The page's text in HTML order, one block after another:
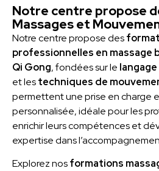
Notre centre propose
Massages et
Notre centre propose des
professionnelles en massage
Qi Gong, fondées sur le
et lestechniques de
permettent une prise en charge
personnalisée, idéale pour les
enrichir leurs compétences et
expertise dans
Explorez nosformations